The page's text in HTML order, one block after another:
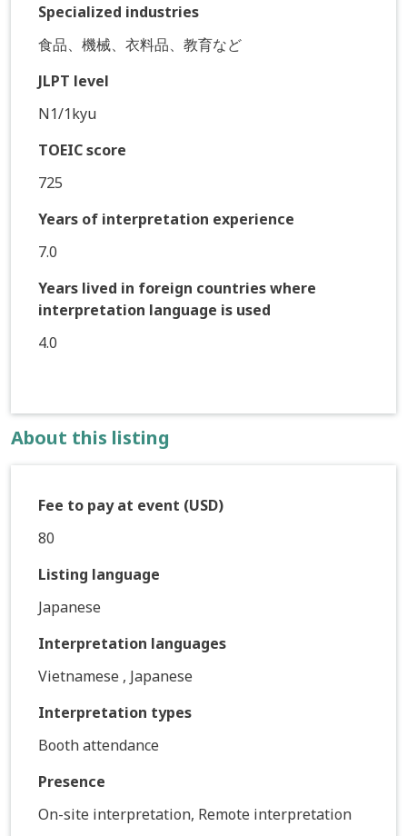
Specialized industries
食品、機械、衣料品、教育など
JLPT level
N1/1kyu
TOEIC score
725
Years of interpretation experience
7.0
Years lived in foreign countries where
interpretation language is used
4.0
About this listing
Fee to pay at event (USD)
80
Listing language
Japanese
Interpretation languages
Vietnamese , Japanese
Interpretation types
Booth attendance
Presence
On-site interpretation, Remote interpretation